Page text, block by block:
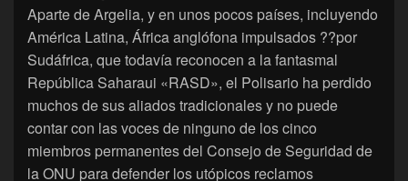
Aparte de Argelia, y en unos pocos países, incluyendo
América Latina, África anglófona impulsados ??por
Sudáfrica, que todavía reconocen a la fantasmal
República Saharaui «RASD», el Polisario ha perdido
muchos de sus aliados tradicionales y no puede
contar con las voces de ninguno de los cinco
miembros permanentes del Consejo de Seguridad de
la ONU para defender los utópicos reclamos